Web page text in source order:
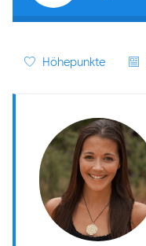
Höhepunkte